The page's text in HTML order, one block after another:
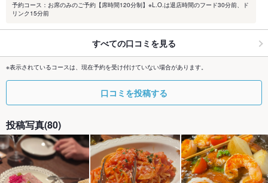
予約コース：お席のみのご予約【席時間120分制】※L.O.は退店時間のフード30分前、ド
リンク15分前
すべての口コミを見る
※表示されているコースは、現在予約を受け付けていない場合があります。
口コミを投稿する
投稿写真(80)